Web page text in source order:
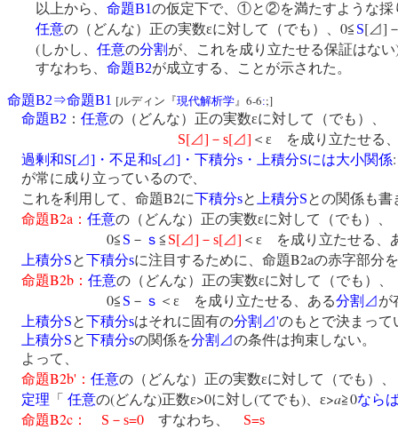
以上から、 命題B1の仮定下で、①と②を満たすような採
任意の（どんな）正の実数εに対して（でも）、 0≦ S[⊿]
(しかし、 任意の分割 が、これを成り立たせる保証はない
すなわち、 命題B2が成立する、ことが示された。
命題B2⇒命題B1 [ルディン『現代解析学』 6-6:;]
命題B2 ： 任意の（どんな）正の実数εに対して（でも）、
S[⊿] － s[⊿] ＜ε を成り立たせる
過剰和S[⊿] ・不足和s[⊿] ・下積分s ・上積分Sには大小関係
が常に成り立っているので、
これを利用して、命題B2に下積分sと 上積分Sとの関係も
命題B2a ： 任意の（どんな）正の実数εに対して（でも）
0≦ S － ｓ ≦ S[⊿] － s[⊿] ＜ε を成り立たせる、
上積分Sと下積分sに注目するために、命題B2aの赤字部
命題B2b ： 任意の（どんな）正の実数εに対して（でも）
0≦ S － ｓ ＜ε を成り立たせる、ある分割⊿
上積分Sと下積分sはそれに固有の分割⊿'のもとで決まって
上積分Sと下積分sの関係を分割⊿の条件は拘束しない。
よって、
命題B2b' ： 任意の（どんな）正の実数εに対して（でも）
定理 「 任意の(どんな)正数ε>0に対し(てでも) 、ε>a≧0なら
命題B2c ： S － s=0 すなわち、 S=s